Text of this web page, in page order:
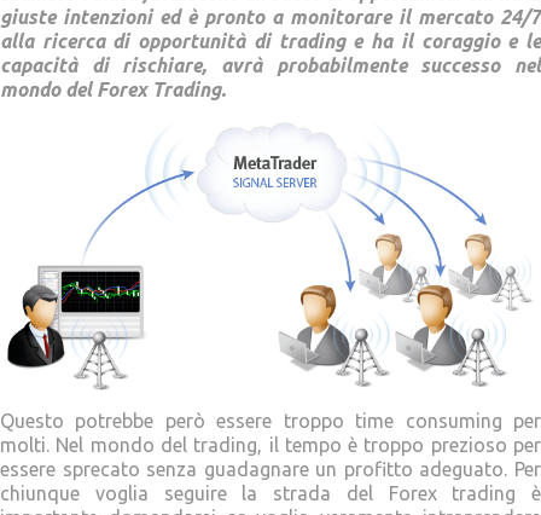
giuste intenzioni ed è pronto a monitorare il mercato 24/7
alla ricerca di opportunità di trading e ha il coraggio e le
capacità di rischiare, avrà probabilmente successo nel
mondo del Forex Trading.
Questo potrebbe però essere troppo time consuming per
molti. Nel mondo del trading, il tempo è troppo prezioso per
essere sprecato senza guadagnare un profitto adeguato. Per
chiunque voglia seguire la strada del Forex trading è